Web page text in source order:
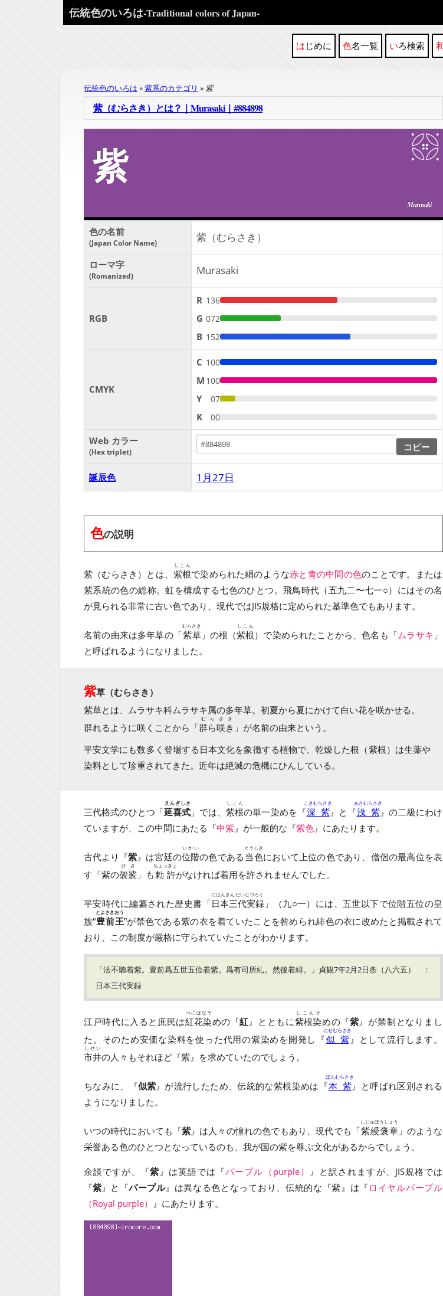
伝統色のいろは-Traditional colors of Japan-
はじめに 色名一覧 いろ検索
伝統色のいろは 紫系のカテゴリ 紫
紫（むらさき）とは？｜Murasaki｜#884898
紫
Murasaki
色の名前
Japan Color Name 紫（むらさき）
ローマ字
Romanized Murasaki
RGB
R 136
G 072
B 152
CMYK
C 100
M 100
Y 07
K 00
Web カラー
Hex triplet コピー
誕辰色 1月27日
色の説明
紫（むらさき）とは、 紫根
しこん
で染められた絹のような赤と青の中間の色のことです。または
紫系統の色の総称。虹を構成する七色のひとつ。飛鳥時代（五九二〜七一○）にはその名
が見られる非常に古い色であり、現代ではJIS規格に定められた基準色でもあります。
名前の由来は多年草の「紫草
むらさき
」の根（紫根
しこん
）で染められたことから、色名も「 ムラサキ 」
と呼ばれるようになりました。
紫草（むらさき）
紫草とは、ムラサキ科ムラサキ属の多年草。初夏から夏にかけて白い花を咲かせる。
群れるように咲くことから「群ら咲き
むらさき
」が名前の由来という。
平安文学にも数多く登場する日本文化を象徴する植物で、乾燥した根（紫根）は生薬や
染料として珍重されてきた。近年は絶滅の危機にひんしている。
三代格式のひとつ「延喜式
えんぎしき
」では、 紫根
しこん
の単一染めを『深紫
こきむらさき
』と『浅紫
あさむらさき
』の二級にわけ
ていますが、この中間にあたる『中紫 』が一般的な『紫色 』にあたります。
古代より『紫』は宮廷の位階
いかい
の色である 当色
とうじき
において上位の色であり、僧侶の最高位を表
す「紫の袈裟
けさ
」も勅許
ちょっきょ
がなければ着用を許されませんでした。
平安時代に編纂された歴史書「日本三代実録
にほんさんだいじつろく
」（九○一）には、五世以下で位階五位の皇
族“豊前王
とよさきおう
”が禁色である紫の衣を着ていたことを咎められ緋色の衣に改めたと掲載されて
おり、この制度が厳格に守られていたことがわかります。
「法不聽着紫。豊前爲五世五位着紫。爲有司所糺。然後着緋。」貞観7年2月2日条（八六五） ：
日本三代実録
江戸時代に入ると庶民は紅花染
べにばなそ
めの『紅 』とともに紫根染
しこんそ
めの『紫』が禁制となりまし
た。そのため安価な染料を使った代用の紫染めを開発し『似紫
にせむらさき
』として流行します。
市井
しせい
の人々もそれほど『紫』を求めていたのでしょう。
ちなみに、『似紫』が流行したため、伝統的な紫根染めは『本紫
ほんむらさき
』と呼ばれ区別される
ようになりました。
いつの時代においても『紫』は人々の憧れの色でもあり、現代でも「紫綬褒章
しじゅほうしょう
」のような
栄誉ある色のひとつとなっているのも、我が国の紫を尊ぶ文化があるからでしょう。
余談ですが、『紫 』は英語では『パープル（purple）
』と訳されますが、JIS規格では
『紫』と『パープル』は異なる色となっており、伝統的な『紫』は『 ロイヤルパープル
（Royal purple）
』にあたります。